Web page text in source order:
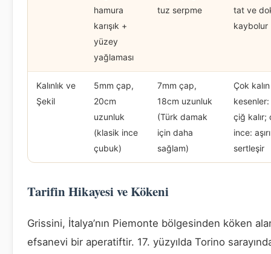
hamura
karışık +
yüzey
yağlaması
tuz serpme
tat ve
kaybolur
Kalınlık ve
Şekil
5mm çap,
20cm
uzunluk
(klasik ince
çubuk)
7mm çap,
18cm uzunluk
(Türk damak
için daha
sağlam)
Çok kalın
çiğ kalır;
ince: aşırı
sertleşir
Tarifin Hikayesi ve Kökeni
Grissini, İtalya’nın Piemonte bölgesinden köken
efsanevi bir aperatiftir. 17. yüzyılda Torino